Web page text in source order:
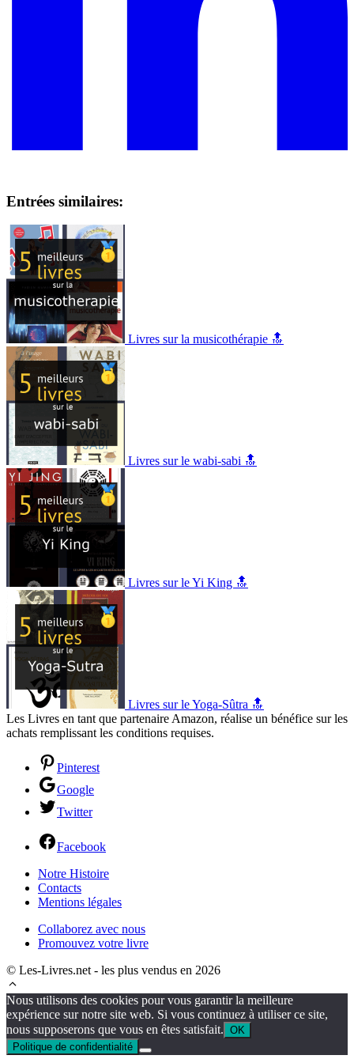
Entrées similaires:
Livres sur la musicothérapie 🔝
Livres sur le wabi-sabi 🔝
Livres sur le Yi King 🔝
Livres sur le Yoga-Sûtra 🔝
Les Livres en tant que partenaire Amazon, réalise un bénéfice sur les
achats remplissant les conditions requises.
Pinterest
Google
Twitter
Facebook
Notre Histoire
Contacts
Mentions légales
Collaborez avec nous
Promouvez votre livre
© Les-Livres.net - les plus vendus en 2026
Nous utilisons des cookies pour vous garantir la meilleure
expérience sur notre site web. Si vous continuez à utiliser ce site,
nous supposerons que vous en êtes satisfait. OK
Politique de confidentialité